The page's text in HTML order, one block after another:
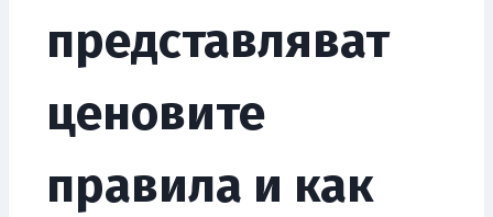
представляват
ценовите
правила и как